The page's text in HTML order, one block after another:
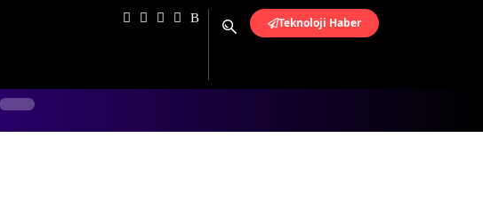
Teknoloji Haber